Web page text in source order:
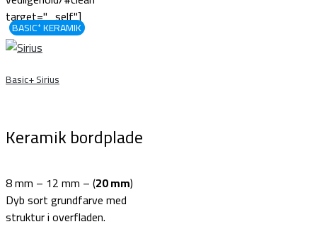
target="_self"]
BASIC⁺ KERAMIK
Basic+ Sirius
Keramik bordplade
8 mm – 12 mm – (20 mm)
Dyb sort grundfarve med
struktur i overfladen.